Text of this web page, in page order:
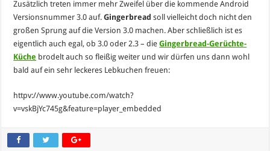
Zusätzlich treten immer mehr Zweifel über die kommende Android
Versionsnummer 3.0 auf.Gingerbread soll vielleicht doch nicht den
großen Sprung auf die Version 3.0 machen. Aber schließlich ist es
eigentlich auch egal, ob 3.0 oder 2.3 – dieGingerbread-Gerüchte-
Küche brodelt auch so fleißig weiter und wir dürfen uns dann wohl
bald auf ein sehr leckeres Lebkuchen freuen:
httpv://www.youtube.com/watch?
v=vskBjYc745g&feature=player_embedded